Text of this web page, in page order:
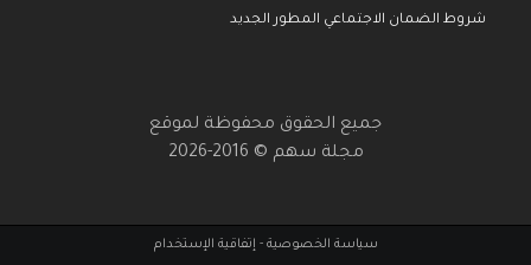
شروط الضمان الاجتماعي المطور الجديد
جميع الحقوق محفوظة لموقع
مجلة سهم © 2016-2026
سياسة الخصوصية - إتفاقية الإستخدام